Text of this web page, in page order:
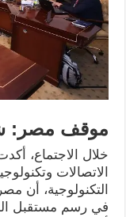
موقف مصر:
خلال الاجتماع،
الاتصالات
التكنولوجية، أن
في رسم مستقبل